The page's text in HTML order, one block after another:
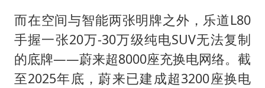
而在空间与智能两张明牌之外，乐道L80
手握一张20万-30万级纯电SUV无法复制
的底牌——蔚来超8000座充换电网络。截
至2025年底，蔚来已建成超3200座换电